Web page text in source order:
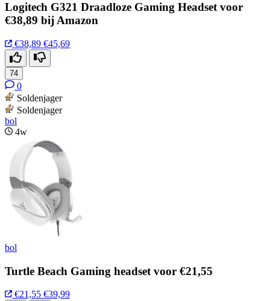
Logitech G321 Draadloze Gaming Headset voor
€38,89 bij Amazon
€38,89 €45,69
74
0
Soldenjager
Soldenjager
bol
4w
bol
Turtle Beach Gaming headset voor €21,55
€21,55 €39,99